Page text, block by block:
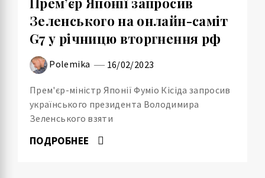
Зеленського на онлайн-саміт
G7 у річницю вторгнення рф
Polemika 16/02/2023
Прем'єр-міністр Японії Фуміо Кісіда запросив
українського президента Володимира
Зеленського взяти
ПОДРОБНЕЕ